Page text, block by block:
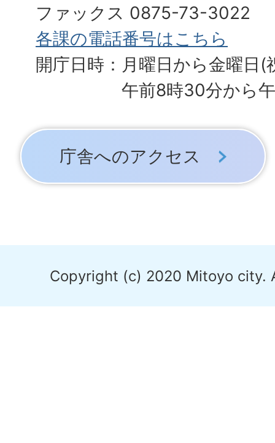
ファックス 0875-73-3022
各課の電話番号はこちら
開庁日時：月曜日から金曜日(
午前8時30分から
庁舎へのアクセス
Copyright (c) 2020 Mitoyo city.